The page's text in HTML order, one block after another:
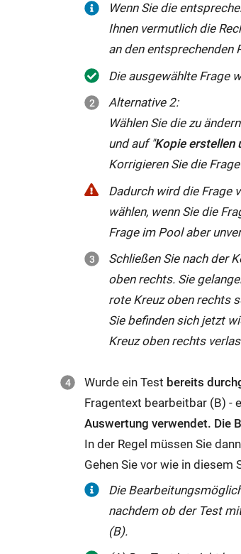
Wenn Sie die
Ihnen vermutlich die
an den entsprechenden
Die ausgewählte Frage
Alternative 2:
Wählen Sie die zu
und auf "Kopie erstellen
Korrigieren Sie die
Dadurch wird die Frage
wählen, wenn Sie die
Frage im Pool aber
Schließen Sie nach der
oben rechts. Sie
rote Kreuz oben rechts
Sie befinden sich jetzt
Kreuz oben rechts
Wurde ein Test bereits
Fragentext bearbeitbar (B) -
Auswertung verwendet. Die
In der Regel müssen Sie
Gehen Sie vor wie in diesem
Die
nachdem ob der Test
(B).